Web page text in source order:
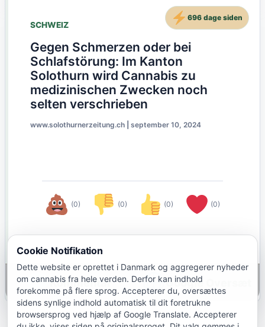
SCHWEIZ
Gegen Schmerzen oder bei
Schlafstörung: Im Kanton
Solothurn wird Cannabis zu
medizinischen Zwecken noch
selten verschrieben
www.solothurnerzeitung.ch september 10, 2024
(0) (0) (0) (0)
696 dage siden
Google Oversæt
Cookie Notifikation
Dette website er oprettet i Danmark og aggregerer nyheder
om cannabis fra hele verden. Derfor kan indhold
forekomme på flere sprog. Accepterer du, oversættes
sidens synlige indhold automatisk til dit foretrukne
browsersprog ved hjælp af Google Translate. Accepterer